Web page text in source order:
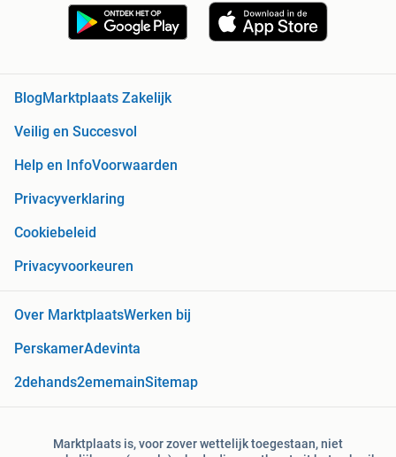
BlogMarktplaats Zakelijk
Veilig en Succesvol
Help en InfoVoorwaarden
Privacyverklaring
Cookiebeleid
Privacyvoorkeuren
Over MarktplaatsWerken bij
PerskamerAdevinta
2dehands2ememainSitemap
Marktplaats is, voor zover wettelijk toegestaan, niet